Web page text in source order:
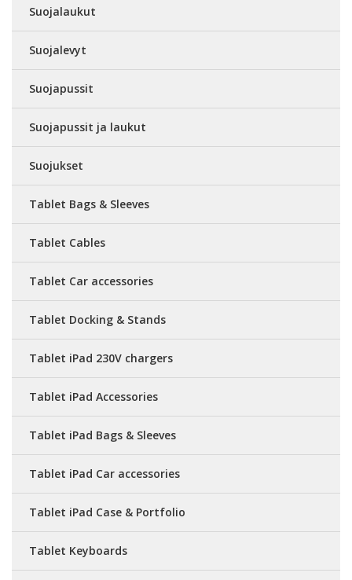
Suojalaukut
Suojalevyt
Suojapussit
Suojapussit ja laukut
Suojukset
Tablet Bags & Sleeves
Tablet Cables
Tablet Car accessories
Tablet Docking & Stands
Tablet iPad 230V chargers
Tablet iPad Accessories
Tablet iPad Bags & Sleeves
Tablet iPad Car accessories
Tablet iPad Case & Portfolio
Tablet Keyboards